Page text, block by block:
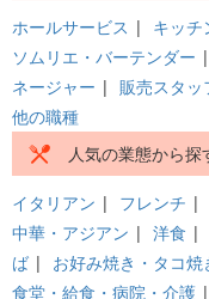
ホールサービス | キッチ
ソムリエ・バーテンダー |
ネージャー | 販売スタッ
他の職種
人気の業態から探
イタリアン | フレンチ |
中華・アジアン | 洋食 |
ば | お好み焼き・タコ焼
食堂・給食・病院・介護 |